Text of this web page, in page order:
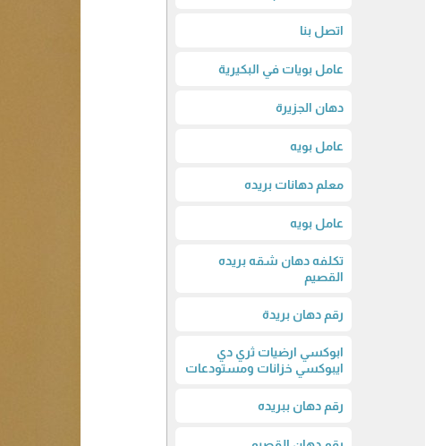
اتصل بنا
عامل بويات في البكيرية
دهان الجزيرة
عامل بويه
معلم دهانات بريده
عامل بويه
تكلفه دهان شقه بريده
القصيم
رقم دهان بريدة
ابوكسي ارضيات ثري دي
ايبوكسي خزانات ومستودعات
رقم دهان ببريده